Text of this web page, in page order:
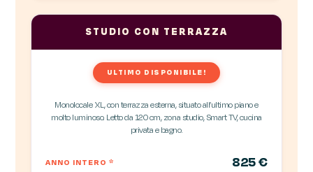
STUDIO CON TERRAZZA
ULTIMO DISPONIBILE!
Monolocale XL, con terrazza esterna, situato all’ultimo piano e
molto luminoso. Letto da 120 cm, zona studio, Smart TV, cucina
privata e bagno.
ANNO INTERO* 825 €